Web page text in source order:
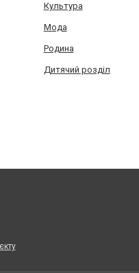
Культура
Мода
Родина
Дитячий розділ